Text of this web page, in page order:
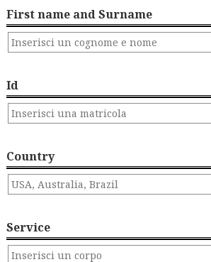
First name and Surname
Id
Country
Service